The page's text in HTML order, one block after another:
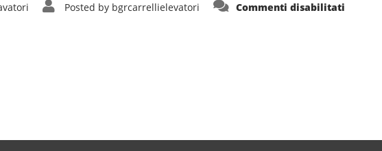
Posted by bgrcarrellielevatori Commenti disabilitati